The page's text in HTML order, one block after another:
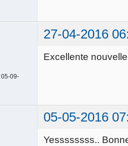
27-04-2016
05-09-
Excellente
05-05-2016
Yessssssss..